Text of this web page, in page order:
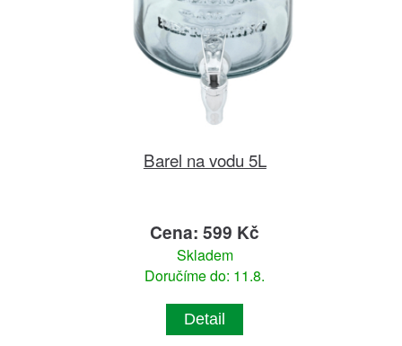
Barel na vodu 5L
Cena: 599 Kč
Skladem
Doručíme do: 11.8.
Detail